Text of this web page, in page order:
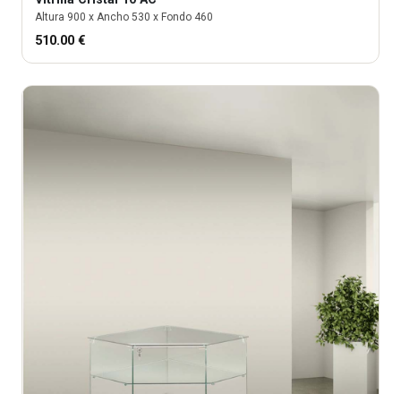
Altura 900 x Ancho 530 x Fondo 460
510.00 €